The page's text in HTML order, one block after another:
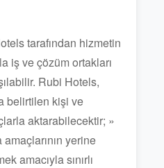
tarafından hizmetin
iş ve çözüm ortakları
Rubi Hotels,
belirtilen kişi ve
aktarabilecektir; »
amaçlarının yerine
amacıyla sınırlı